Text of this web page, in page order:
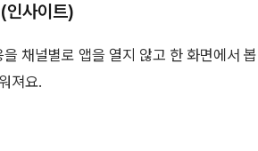
인사이트)
을 채널별로 앱을 열지 않고 한 화면에서
져요.